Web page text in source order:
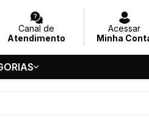
Canal de
Atendimento
Acessar
Minha